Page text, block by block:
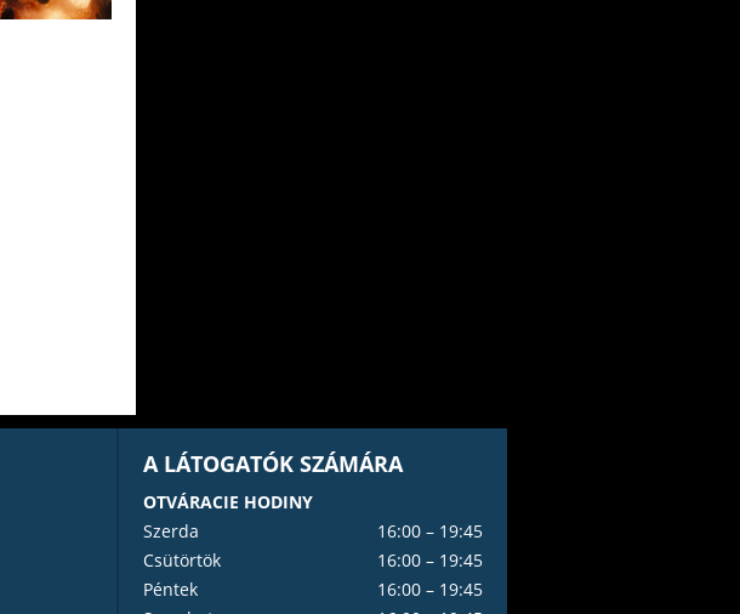
A LÁTOGATÓK SZÁMÁRA
OTVÁRACIE HODINY
Szerda
16:00 – 19:45
Csütörtök
16:00 – 19:45
Péntek
16:00 – 19:45